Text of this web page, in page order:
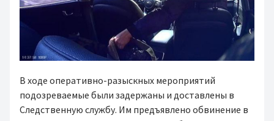
В ходе оперативно-разыскных мероприятий
подозреваемые были задержаны и доставлены в
Следственную службу. Им предъявлено обвинение в